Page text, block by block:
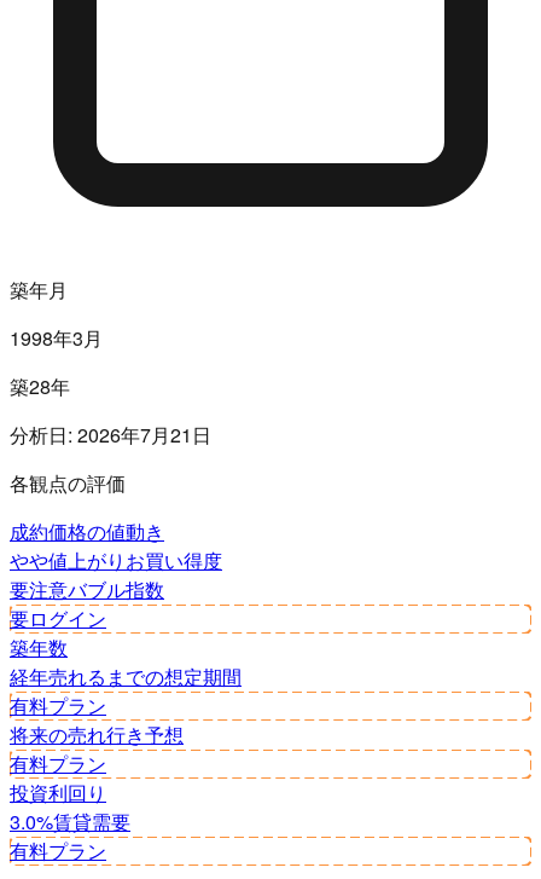
築年月
1998年3月
築28年
分析日: 2026年7月21日
各観点の評価
成約価格の値動き
やや値上がり お買い得度
要注意バブル指数
要ログイン
築年数
経年売れるまでの想定期間
有料プラン
将来の売れ行き予想
有料プラン
投資利回り
3.0%賃貸需要
有料プラン